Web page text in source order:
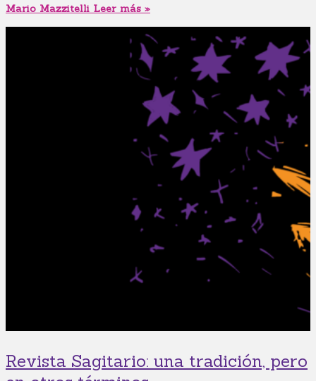
Mario Mazzitelli Leer más »
Revista Sagitario: una tradición, pero